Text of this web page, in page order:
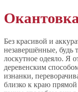
Без красивой и
незавершённые, будь
лоскутное одеяло. Я
деревенским
изнанки,
близко к краю